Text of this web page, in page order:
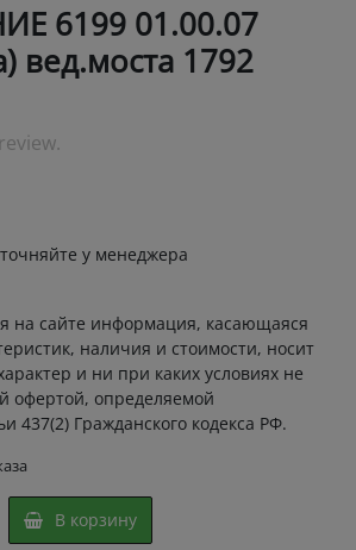
6199 01.00.07
вед.моста 1792
у менеджера
на сайте информация, касающаяся
наличия и стоимости, носит
и ни при каких условиях не
офертой, определяемой
437(2) Гражданского кодекса РФ.
В корзину